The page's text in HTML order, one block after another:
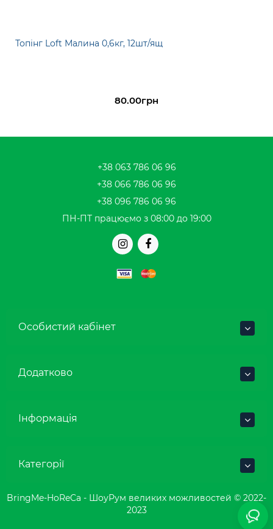
Топінг Loft Малина 0,6кг, 12шт/ящ
80.00грн
+38 063 786 06 96
+38 066 786 06 96
+38 096 786 06 96
ПН-ПТ працюємо з 08:00 до 19:00
Особистий кабінет
Додатково
Інформація
Категорії
BringMe-HoReCa - ШоуРум великих можливостей © 2022-
2023